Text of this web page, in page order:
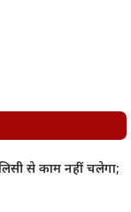
से काम नहीं चलेगा;